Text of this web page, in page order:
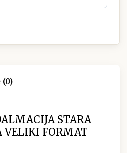
(0)
STARA
VELIKI FORMAT